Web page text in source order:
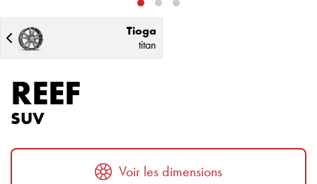
Tioga
titan
REEF
SUV
Voir les dimensions